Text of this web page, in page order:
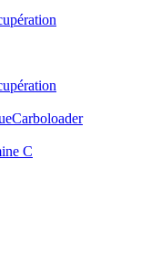
Carboloader
C